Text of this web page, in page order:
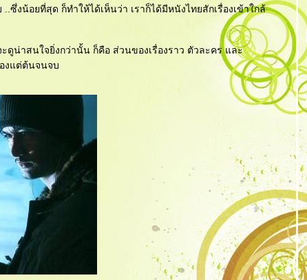
งน้อยที่สุด ก็ทำให้ได้เห็นว่า เราก็ได้มีหนังไทยสักเรื่องเข้าใกล้
ดูน่าสนใจยิ่งกว่านั้น ก็คือ ส่วนของเรื่องราว ตัวละคร และ
งแต่ต้นจนจบ